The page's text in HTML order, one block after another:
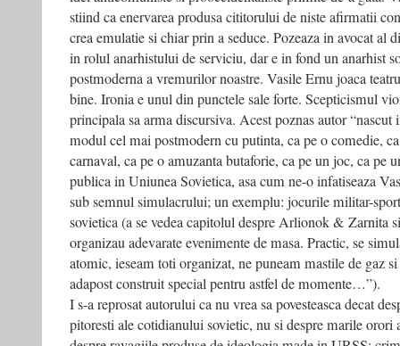
stiind ca enervarea produsa cititorului de niste afirmatii
crea emulatie si chiar prin a seduce. Pozeaza in avocat al
in rolul anarhistului de serviciu, dar e in fond un anarhist
postmoderna a vremurilor noastre. Vasile Ernu joaca
bine. Ironia e unul din punctele sale forte. Scepticismul
principala sa arma discursiva. Acest poznas autor
modul cel mai postmodern cu putinta, ca pe o comedie,
carnaval, ca pe o amuzanta butaforie, ca pe un joc, ca pe
publica in Uniunea Sovietica, asa cum ne-o infatiseaza
sub semnul simulacrului; un exemplu: jocurile militar-
sovietica (a se vedea capitolul despre Arlionok & Zarnita
organizau adevarate evenimente de masa. Practic, se
atomic, ieseam toti organizat, ne puneam mastile de gaz
adapost construit special pentru astfel de momente…”).
I s-a reprosat autorului ca nu vrea sa povesteasca decat
pitoresti ale cotidianului sovietic, nu si despre marile